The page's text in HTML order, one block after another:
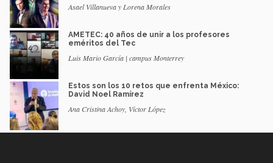
Asael Villanueva y Lorena Morales
AMETEC: 40 años de unir a los profesores
eméritos del Tec
Luis Mario García | campus Monterrey
Estos son los 10 retos que enfrenta México:
David Noel Ramírez
Ana Cristina Achoy, Víctor López